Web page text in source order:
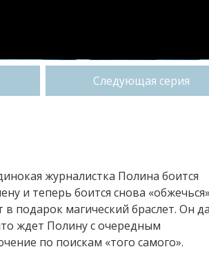
Следующая серия
журналистка Полина боится
и теперь боится снова
подарок магический браслет. Он
ждет Полину с очередным
по поискам «того самого».